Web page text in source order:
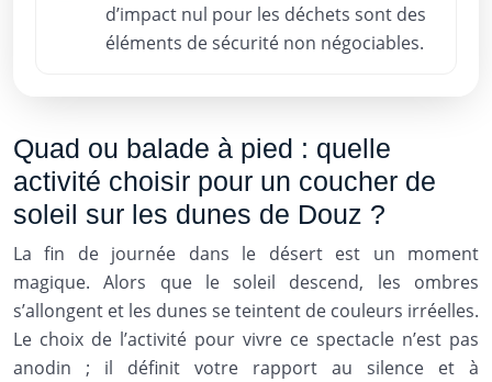
d’impact nul pour les déchets sont des
éléments de sécurité non négociables.
Quad ou balade à pied : quelle
activité choisir pour un coucher de
soleil sur les dunes de Douz ?
La fin de journée dans le désert est un moment
magique. Alors que le soleil descend, les ombres
s’allongent et les dunes se teintent de couleurs irréelles.
Le choix de l’activité pour vivre ce spectacle n’est pas
anodin ; il définit votre rapport au silence et à